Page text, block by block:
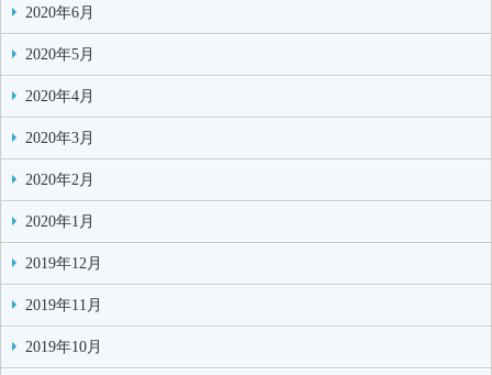
2020年6月
2020年5月
2020年4月
2020年3月
2020年2月
2020年1月
2019年12月
2019年11月
2019年10月